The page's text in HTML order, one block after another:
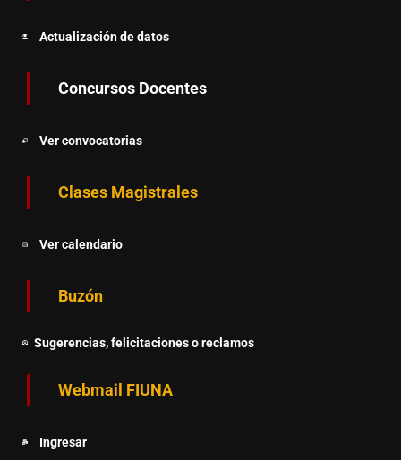
Actualización de datos
Concursos Docentes
Ver convocatorias
Clases Magistrales
Ver calendario
Buzón
Sugerencias, felicitaciones o reclamos
Webmail FIUNA
Ingresar